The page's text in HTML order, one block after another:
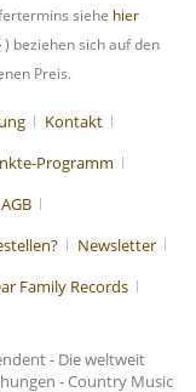
siehe hier
) beziehen sich auf den
Preis.
Kontakt
Programm
Newsletter
Family Records
- Die weltweit
- Country Music